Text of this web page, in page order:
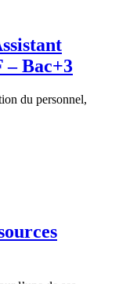
– Bac+3
du personnel,